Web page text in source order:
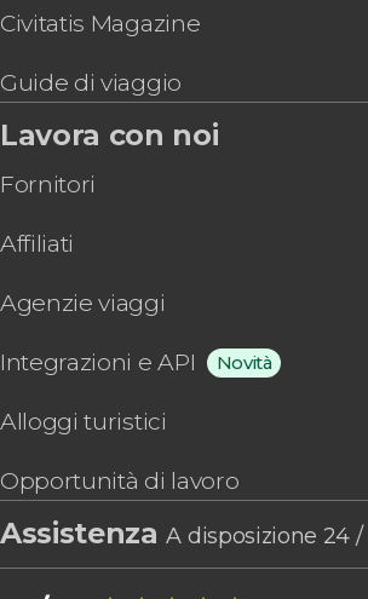
Civitatis Magazine
Guide di viaggio
Lavora con noi
Fornitori
Affiliati
Agenzie viaggi
Integrazioni e API Novità
Alloggi turistici
Opportunità di lavoro
AssistenzaA disposizione 24 /